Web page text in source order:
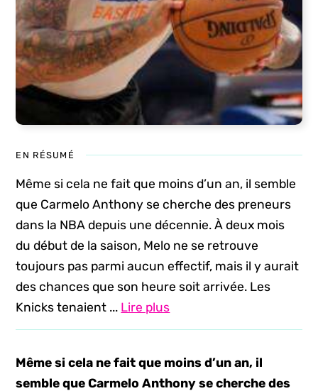
EN RÉSUMÉ
Même si cela ne fait que moins d’un an, il semble
que Carmelo Anthony se cherche des preneurs
dans la NBA depuis une décennie. À deux mois
du début de la saison, Melo ne se retrouve
toujours pas parmi aucun effectif, mais il y aurait
des chances que son heure soit arrivée. Les
Knicks tenaient ... Lire plus
Même si cela ne fait que moins d’un an, il
semble que Carmelo Anthony se cherche des